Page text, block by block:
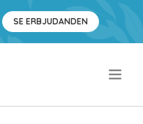
SE ERBJUDANDEN